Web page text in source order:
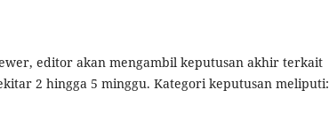
editor akan mengambil keputusan akhir terkait
2 hingga 5 minggu. Kategori keputusan meliputi: